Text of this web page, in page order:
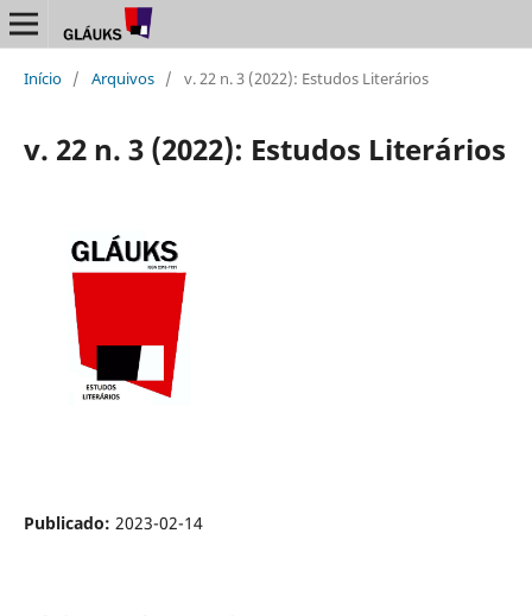
Início / Arquivos / v. 22 n. 3 (2022): Estudos Literários
v. 22 n. 3 (2022): Estudos Literários
Publicado: 2023-02-14